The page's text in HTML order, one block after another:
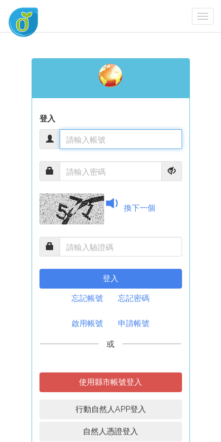
登入
換下一個
登入
忘記帳號 忘記密碼
啟用帳號 申請帳號
或
使用縣市帳號登入
行動自然人APP登入
自然人憑證登入